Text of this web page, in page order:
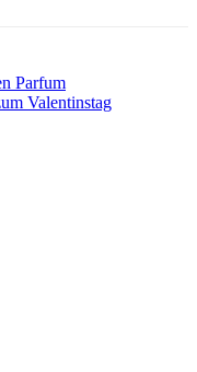
Parfum
Valentinstag